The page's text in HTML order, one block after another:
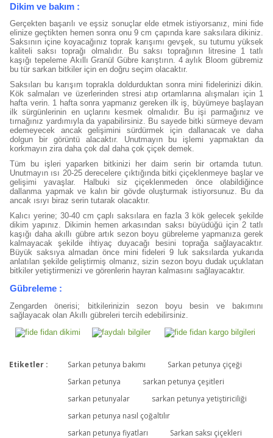
Dikim ve bakım :
Gerçekten başarılı ve eşsiz sonuçlar elde etmek istiyorsanız, mini fide
elinize geçtikten hemen sonra onu 9 cm çapında kare saksılara dikiniz.
Saksının içine koyacağınız toprak karışımı gevşek, su tutumu yüksek
kaliteli saksı toprağı olmalıdır. Bu saksı toprağının litresine 1 tatlı
kaşığı tepeleme Akıllı Granül Gübre karıştırın. 4 aylık Bloom gübremiz
bu tür sarkan bitkiler için en doğru seçim olacaktır.
Saksıları bu karışım toprakla doldurduktan sonra mini fidelerinizi dikin.
Kök salmaları ve üzerlerinden stresi atıp ortamlarına alışmaları için 1
hafta verin. 1 hafta sonra yapmanız gereken ilk iş, büyümeye başlayan
ilk sürgünlerinin en uçlarını kesmek olmalıdır. Bu işi parmağınız ve
tırnağınız yardımıyla da yapabilirsiniz. Bu sayede bitki sürmeye devam
edemeyecek ancak gelişimini sürdürmek için dallanacak ve daha
dolgun bir görüntü alacaktır. Unutmayın bu işlemi yapmaktan da
korkmayın zira daha çok dal daha çok çiçek demek.
Tüm bu işleri yaparken bitkinizi her daim serin bir ortamda tutun.
Unutmayın ısı 20-25 derecelere çıktığında bitki çiçeklenmeye başlar ve
gelişimi yavaşlar. Halbuki siz çiçeklenmeden önce olabildiğince
dallanma yapmak ve kalın bir gövde oluşturmak istiyorsunuz. Bu da
ancak ısıyı biraz serin tutarak olacaktır.
Kalıcı yerine; 30-40 cm çaplı saksılara en fazla 3 kök gelecek şekilde
dikim yapınız. Dikimin hemen arkasından saksı büyüdüğü için 2 tatlı
kaşığı daha akıllı gübre artık sezon boyu gübreleme yapmanıza gerek
kalmayacak şekilde ihtiyaç duyacağı besini toprağa sağlayacaktır.
Büyük saksıya almadan önce mini fideleri 9 luk saksılarda yukarıda
anlatılan şekilde geliştirmiş olmanız, sizin sezon boyu dudak uçuklatan
bitkiler yetiştirmenizi ve görenlerin hayran kalmasını sağlayacaktır.
Gübreleme :
Zengarden önerisi; bitkilerinizin sezon boyu besin ve bakımını
sağlayacak olan Akıllı gübreleri tercih edebilirsiniz.
Bu ürüne ilk yorumu siz yapın!
Yorum Yaz
Etiketler : Sarkan petunya bakımı
Sarkan petunya çiçeği
Sarkan petunya
sarkan petunya çeşitleri
sarkan petunyalar
sarkan petunya yetiştiriciliği
sarkan petunya nasıl çoğaltılır
sarkan petunya fiyatları
Sarkan saksı çiçekleri